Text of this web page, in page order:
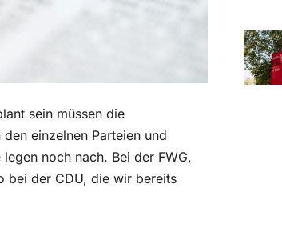
sein müssen die
einzelnen Parteien und
noch nach. Bei der FWG,
bei der CDU, die wir bereits